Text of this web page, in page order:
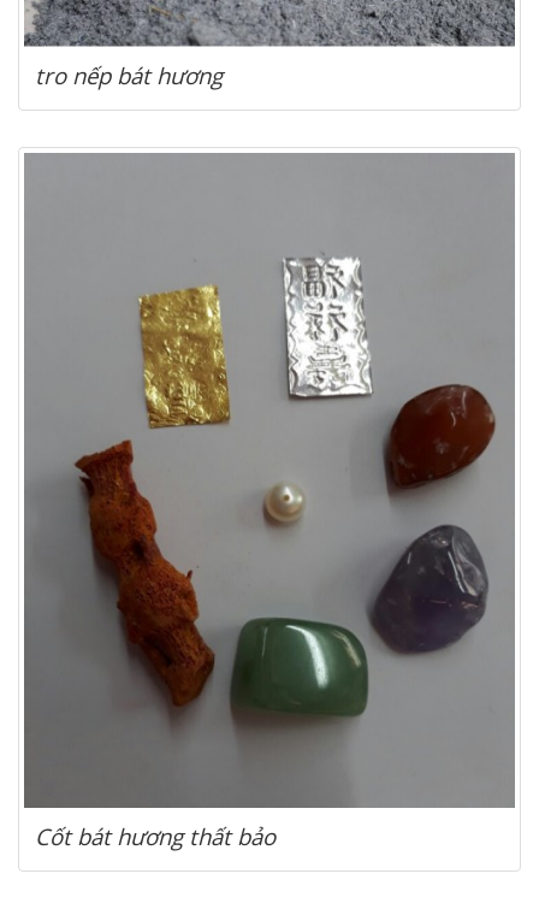
tro nếp bát hương
Cốt bát hương thất bảo